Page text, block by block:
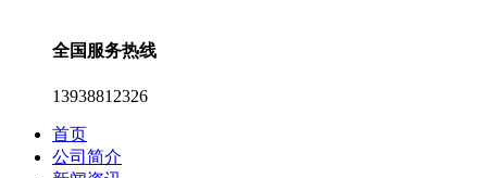
全国服务热线
13938812326
首页
公司简介